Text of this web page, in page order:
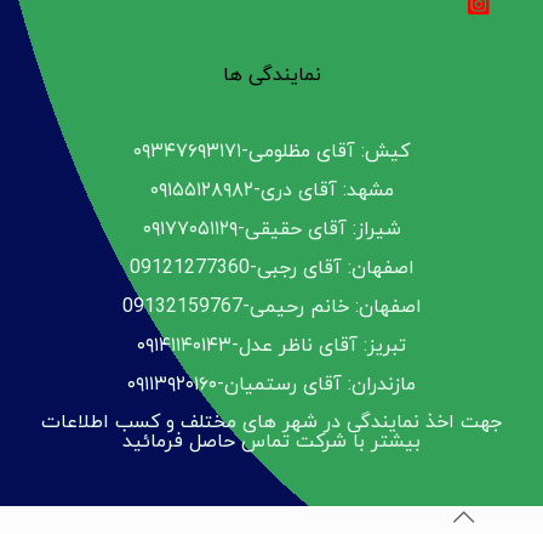
نمایندگی ها
کیش: آقای مظلومی-۰۹۳۴۷۶۹۳۱۷۱
مشهد: آقای دری-۰۹۱۵۵۱۲۸۹۸۲
شیراز: آقای حقیقی-۰۹۱۷۷۰۵۱۱۲۹
اصفهان: آقای رجبی-09121277360
اصفهان: خانم رحیمی-09132159767
تبریز: آقای ناظر عدل-۰۹۱۴۱۱۴۰۱۴۳
مازندران: آقای رستمیان-۰۹۱۱۳۹۲۰۱۶۰
جهت اخذ نمایندگی در شهر های مختلف و کسب اطلاعات
بیشتر با شرکت تماس حاصل فرمائید